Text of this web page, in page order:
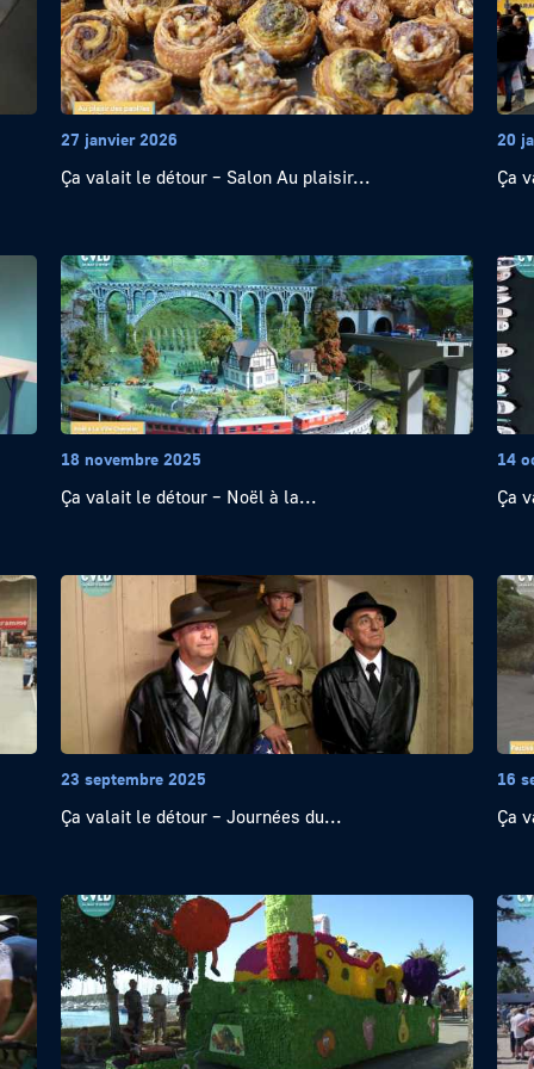
27 janvier 2026
Ça valait le détour – Salon Au plaisir...
20
Ça
18 novembre 2025
Ça valait le détour – Noël à la...
14
Ça
23 septembre 2025
Ça valait le détour – Journées du...
16
Ça